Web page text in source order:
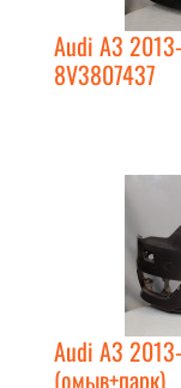
Audi A3
8V3807437
Audi A3
(омыв+парк)